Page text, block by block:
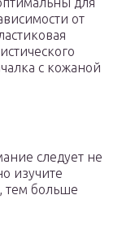
от
с кожаной
следует не
изучите
тем больше